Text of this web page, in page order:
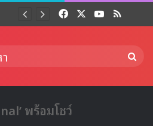
FacebookYouTube
RSS
พร้อมโชว์